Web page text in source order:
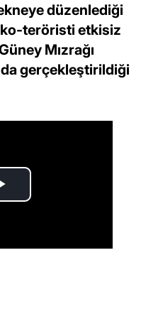
düzenlediği
teröristi etkisiz
Mızrağı
gerçekleştirildiği